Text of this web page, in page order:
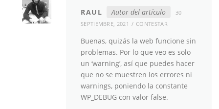
RAUL Autor del artículo
30
SEPTIEMBRE, 2021
CONTESTAR
Buenas, quizás la web funcione sin
problemas. Por lo que veo es solo
un ‘warning’, así que puedes hacer
que no se muestren los errores ni
warnings, poniendo la constante
WP_DEBUG con valor false.